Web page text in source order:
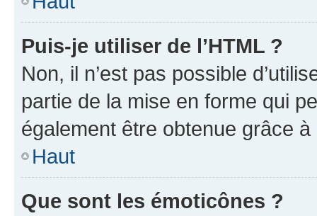
Puis-je utiliser de l’HTML ?
Non, il n’est pas possible
partie de la mise en forme qui
également être obtenue grâce à
Haut
Que sont les émoticônes ?